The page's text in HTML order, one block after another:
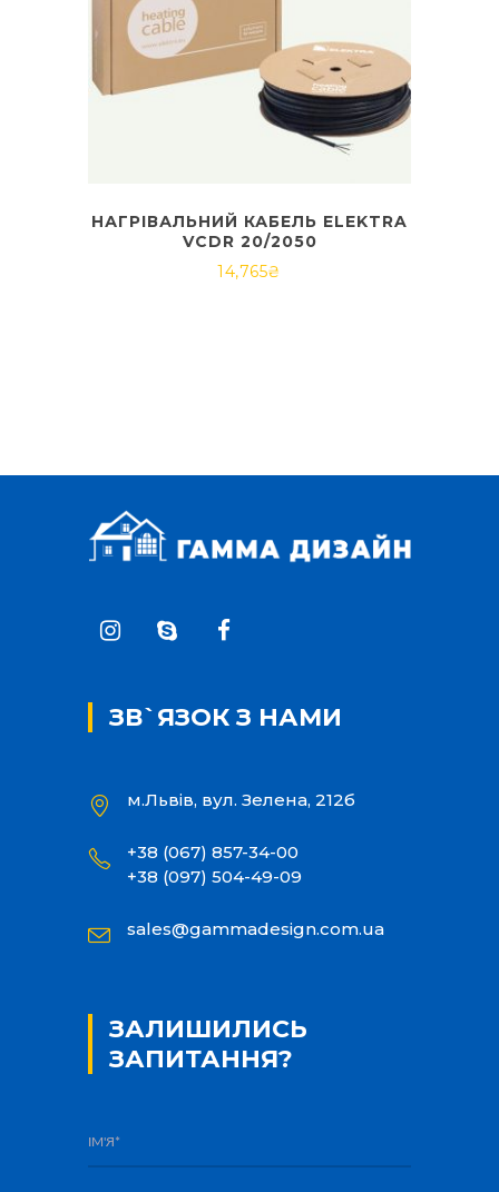
НАГРІВАЛЬНИЙ КАБЕЛЬ ELEKTRA
VCDR 20/2050
14,765₴
ЗВ`ЯЗОК З НАМИ
м.Львів, вул. Зелена, 212б
+38 (067) 857-34-00
+38 (097) 504-49-09
sales@gammadesign.com.ua
ЗАЛИШИЛИСЬ
ЗАПИТАННЯ?